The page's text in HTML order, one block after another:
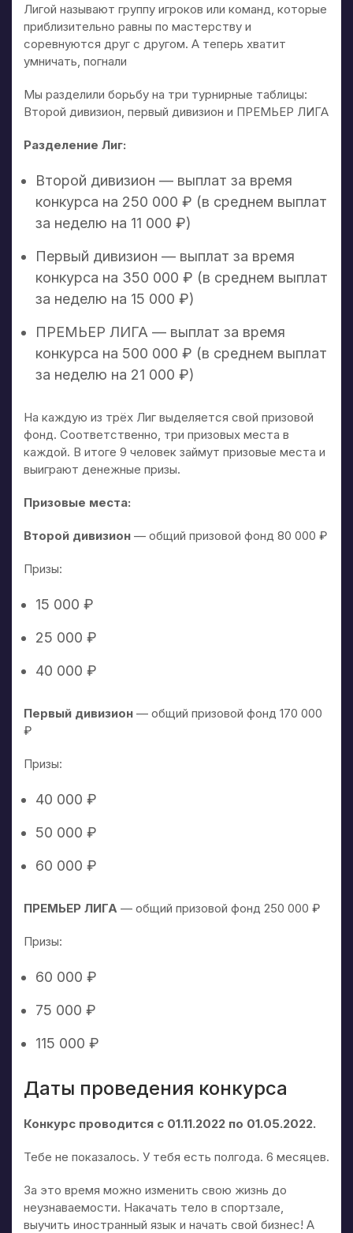
Лигой называют группу игроков или команд, которые
приблизительно равны по мастерству и
соревнуются друг с другом. А теперь хватит
умничать, погнали
Мы разделили борьбу на три турнирные таблицы:
Второй дивизион, первый дивизион и ПРЕМЬЕР ЛИГА
Разделение Лиг:
Второй дивизион — выплат за время
конкурса на 250 000 ₽ (в среднем выплат
за неделю на 11 000 ₽)
Первый дивизион — выплат за время
конкурса на 350 000 ₽ (в среднем выплат
за неделю на 15 000 ₽)
ПРЕМЬЕР ЛИГА — выплат за время
конкурса на 500 000 ₽ (в среднем выплат
за неделю на 21 000 ₽)
На каждую из трёх Лиг выделяется свой призовой
фонд. Соответственно, три призовых места в
каждой. В итоге 9 человек займут призовые места и
выиграют денежные призы.
Призовые места:
Второй дивизион — общий призовой фонд 80 000 ₽
Призы:
15 000 ₽
25 000 ₽
40 000 ₽
Первый дивизион — общий призовой фонд 170 000
₽
Призы:
40 000 ₽
50 000 ₽
60 000 ₽
ПРЕМЬЕР ЛИГА — общий призовой фонд 250 000 ₽
Призы:
60 000 ₽
75 000 ₽
115 000 ₽
Даты проведения конкурса
Конкурс проводится с 01.11.2022 по 01.05.2022.
Тебе не показалось. У тебя есть полгода. 6 месяцев.
За это время можно изменить свою жизнь до
неузнаваемости. Накачать тело в спортзале,
выучить иностранный язык и начать свой бизнес! А